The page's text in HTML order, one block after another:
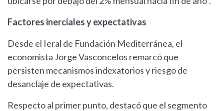
Factores inerciales y expectativas
Desde el Ieral de Fundación Mediterránea, el
economista Jorge Vasconcelos remarcó que
persisten mecanismos indexatorios y riesgo de
desanclaje de expectativas.
Respecto al primer punto, destacó que el segmento